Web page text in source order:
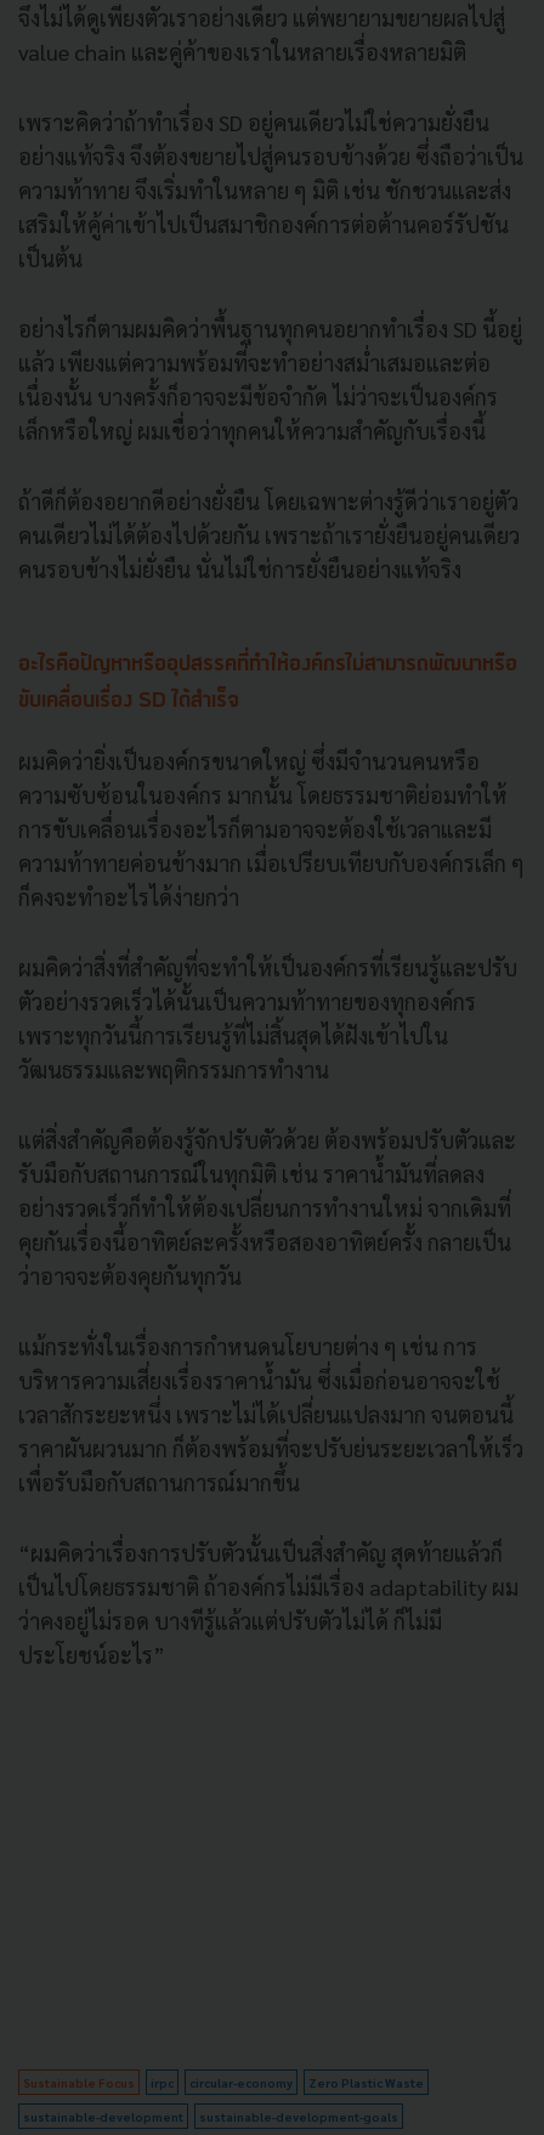
จึงไม่ได้ดูเพียงตัวเราอย่างเดียว แต่พยายามขยายผลไปสู่
value chain และคู่ค้าของเราในหลายเรื่องหลายมิติ
เพราะคิดว่าถ้าทำเรื่อง SD อยู่คนเดียวไม่ใช่ความยั่งยืน
อย่างแท้จริง จึงต้องขยายไปสู่คนรอบข้างด้วย ซึ่งถือว่าเป็น
ความท้าทาย จึงเริ่มทำในหลาย ๆ มิติ เช่น ชักชวนและส่ง
เสริมให้คู้ค่าเข้าไปเป็นสมาชิกองค์การต่อต้านคอร์รัปชัน
เป็นต้น
อย่างไรก็ตามผมคิดว่าพื้นฐานทุกคนอยากทำเรื่อง SD นี้อยู่
แล้ว เพียงแต่ความพร้อมที่จะทำอย่างสม่ำเสมอและต่อ
เนื่องนั้น บางครั้งก็อาจจะมีข้อจำกัด ไม่ว่าจะเป็นองค์กร
เล็กหรือใหญ่ ผมเชื่อว่าทุกคนให้ความสำคัญกับเรื่องนี้
ถ้าดีก็ต้องอยากดีอย่างยั่งยืน โดยเฉพาะต่างรู้ดีว่าเราอยู่ตัว
คนเดียวไม่ได้ต้องไปด้วยกัน เพราะถ้าเรายั่งยืนอยู่คนเดียว
คนรอบข้างไม่ยั่งยืน นั่นไม่ใช่การยั่งยืนอย่างแท้จริง
อะไรคือปัญหาหรืออุปสรรคที่ทำให้องค์กรไม่สามารถพัฒนาหรือ
ขับเคลื่อนเรื่อง SD ได้สำเร็จ
ผมคิดว่ายิ่งเป็นองค์กรขนาดใหญ่ ซึ่งมีจำนวนคนหรือ
ความซับซ้อนในองค์กร มากนั้น โดยธรรมชาติย่อมทำให้
การขับเคลื่อนเรื่องอะไรก็ตามอาจจะต้องใช้เวลาและมี
ความท้าทายค่อนข้างมาก เมื่อเปรียบเทียบกับองค์กรเล็ก ๆ
ก็คงจะทำอะไรได้ง่ายกว่า
ผมคิดว่าสิ่งที่สำคัญที่จะทำให้เป็นองค์กรที่เรียนรู้และปรับ
ตัวอย่างรวดเร็วได้นั้นเป็นความท้าทายของทุกองค์กร
เพราะทุกวันนี้การเรียนรู้ที่ไม่สิ้นสุดได้ฝังเข้าไปใน
วัฒนธรรมและพฤติกรรมการทำงาน
แต่สิ่งสำคัญคือต้องรู้จักปรับตัวด้วย ต้องพร้อมปรับตัวและ
รับมือกับสถานการณ์ในทุกมิติ เช่น ราคาน้ำมันที่ลดลง
อย่างรวดเร็วก็ทำให้ต้องเปลี่ยนการทำงานใหม่ จากเดิมที่
คุยกันเรื่องนี้อาทิตย์ละครั้งหรือสองอาทิตย์ครั้ง กลายเป็น
ว่าอาจจะต้องคุยกันทุกวัน
แม้กระทั่งในเรื่องการกำหนดนโยบายต่าง ๆ เช่น การ
บริหารความเสี่ยงเรื่องราคาน้ำมัน ซึ่งเมื่อก่อนอาจจะใช้
เวลาสักระยะหนึ่ง เพราะไม่ได้เปลี่ยนแปลงมาก จนตอนนี้
ราคาผันผวนมาก ก็ต้องพร้อมที่จะปรับย่นระยะเวลาให้เร็ว
เพื่อรับมือกับสถานการณ์มากขึ้น
“ผมคิดว่าเรื่องการปรับตัวนั้นเป็นสิ่งสำคัญ สุดท้ายแล้วก็
เป็นไปโดยธรรมชาติ ถ้าองค์กรไม่มีเรื่อง adaptability ผม
ว่าคงอยู่ไม่รอด บางทีรู้แล้วแต่ปรับตัวไม่ได้ ก็ไม่มี
ประโยชน์อะไร”
Sustainable Focus irpc circular-economy Zero Plastic Waste
sustainable-development sustainable-development-goals